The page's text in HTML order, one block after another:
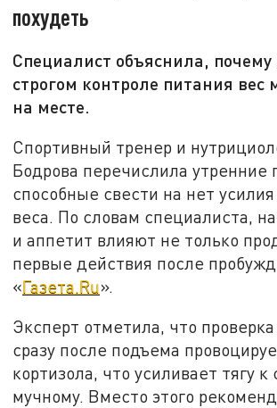
похудеть
Специалист объяснила,
строгом контроле питания вес
на месте.
Спортивный тренер и
Бодрова перечислила утренние
способные свести на нет
веса. По словам специалиста,
и аппетит влияют не только
первые действия после
«Газета.Ru».
Эксперт отметила, что
сразу после подъема
кортизола, что усиливает тягу к
мучному. Вместо этого